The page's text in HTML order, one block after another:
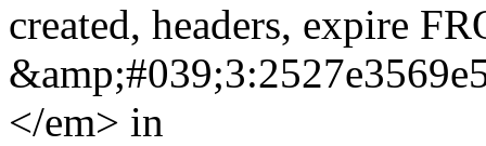
created, headers, expire
</em> in